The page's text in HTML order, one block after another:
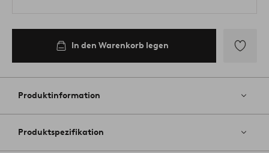
In den Warenkorb legen
Favoriten
Produktinformation
Produktspezifikation